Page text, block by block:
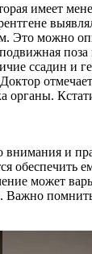
имеет
Это
поза
ссадин и
внимания и
обеспечить
может